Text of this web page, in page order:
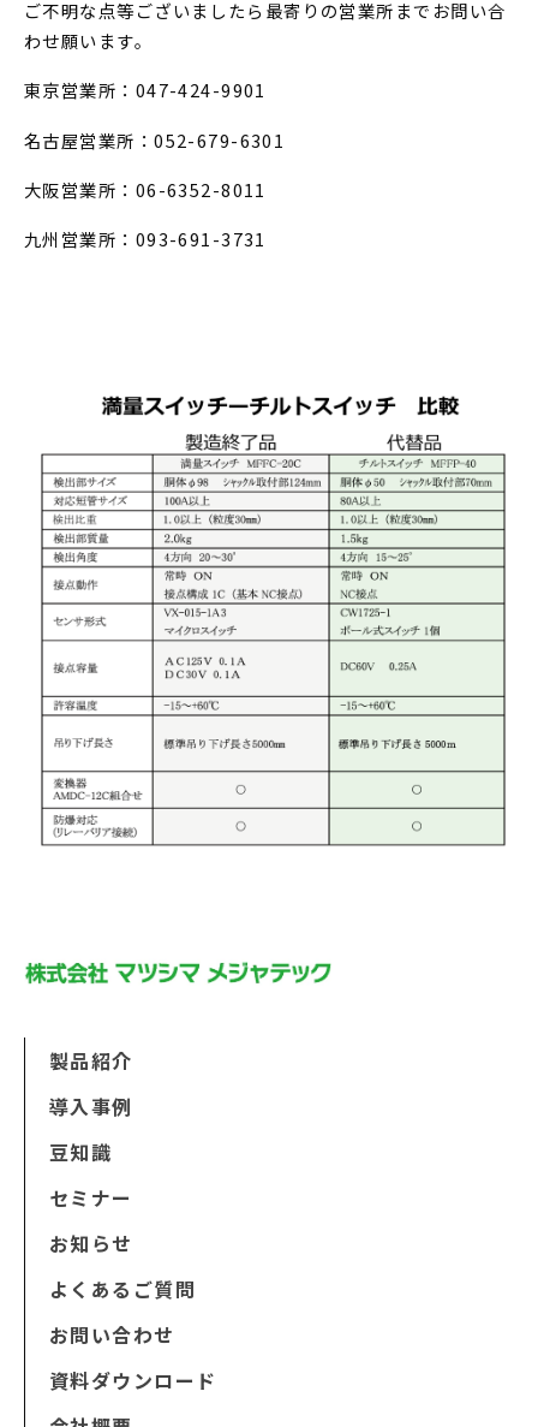
ご不明な点等ございましたら最寄りの営業所までお問い合
わせ願います。
東京営業所：047-424-9901
名古屋営業所：052-679-6301
大阪営業所：06-6352-8011
九州営業所：093-691-3731
製品紹介
導入事例
豆知識
セミナー
お知らせ
よくあるご質問
お問い合わせ
資料ダウンロード